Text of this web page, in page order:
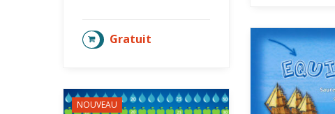
Gratuit
AJOUTER AU PANIER
NOUVEAU